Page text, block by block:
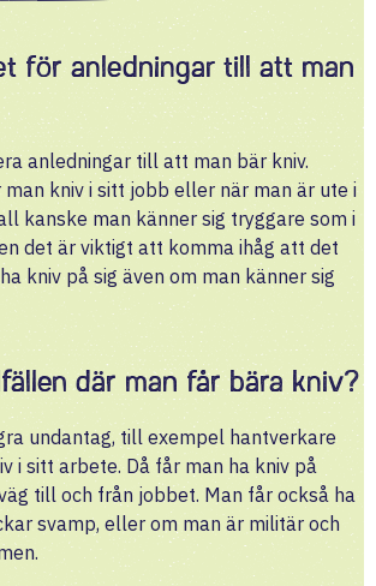
för anledningar till att man
anledningar till att man bär kniv.
man kniv i sitt jobb eller när man är ute i
kanske man känner sig tryggare som i
det är viktigt att komma ihåg att det
kniv på sig även om man känner sig
där man får bära kniv?
undantag, till exempel hantverkare
i sitt arbete. Då får man ha kniv på
till och från jobbet. Man får också ha
svamp, eller om man är militär och